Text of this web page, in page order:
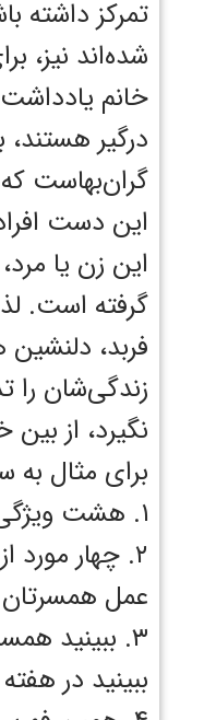
تمرکز داشته
شده‌اند نیز،
خانم
درگیر
گران‌بهاست
این دست
‌این زن یا
گرفته است.
فربد،
زندگی‌شان را
نگیرد، از
برای مثال
۱. هشت ویژگی دلنشین همسرتان را نام ببرید و به دقت آنها را ثبت کنید.
۲. چهار مورد
عمل همسرتان
۳. ببینید
ببینید در